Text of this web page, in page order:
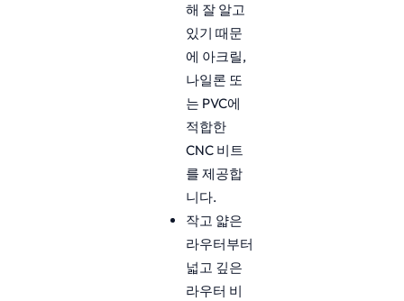
해 잘 알고
있기 때문
에 아크릴,
나일론 또
는 PVC에
적합한
CNC 비트
를 제공합
니다.
작고 얇은
라우터부터
넓고 깊은
라우터 비